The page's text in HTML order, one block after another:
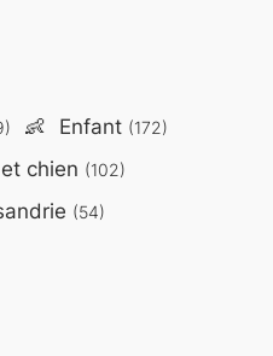
👶 Enfant (172)
chien (102)
(54)